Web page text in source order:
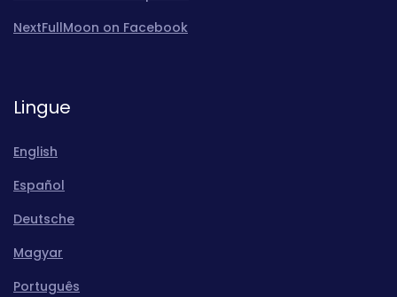
NextFullMoon on Facebook
Lingue
English
Español
Deutsche
Magyar
Português